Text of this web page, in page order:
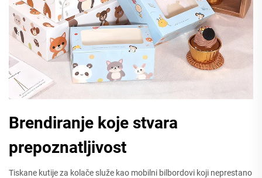
Brendiranje koje stvara
prepoznatljivost
Tiskane kutije za kolače služe kao mobilni bilbordovi koji neprestano